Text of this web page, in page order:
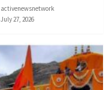
activenewsnetwork
July 27, 2026